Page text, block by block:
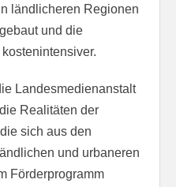
ländlicheren Regionen
und die
Landesmedienanstalt
Realitäten der
sich aus den
und urbaneren
Förderprogramm